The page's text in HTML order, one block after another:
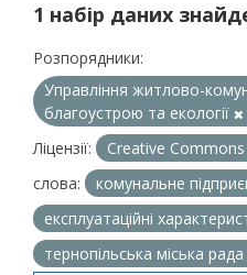
1 набір даних
Розпорядники:
Управління житлово-
благоустрою та екології
Ліцензії:
Creative
слова:
комунальне
експлуатаційні
тернопільська міська рада